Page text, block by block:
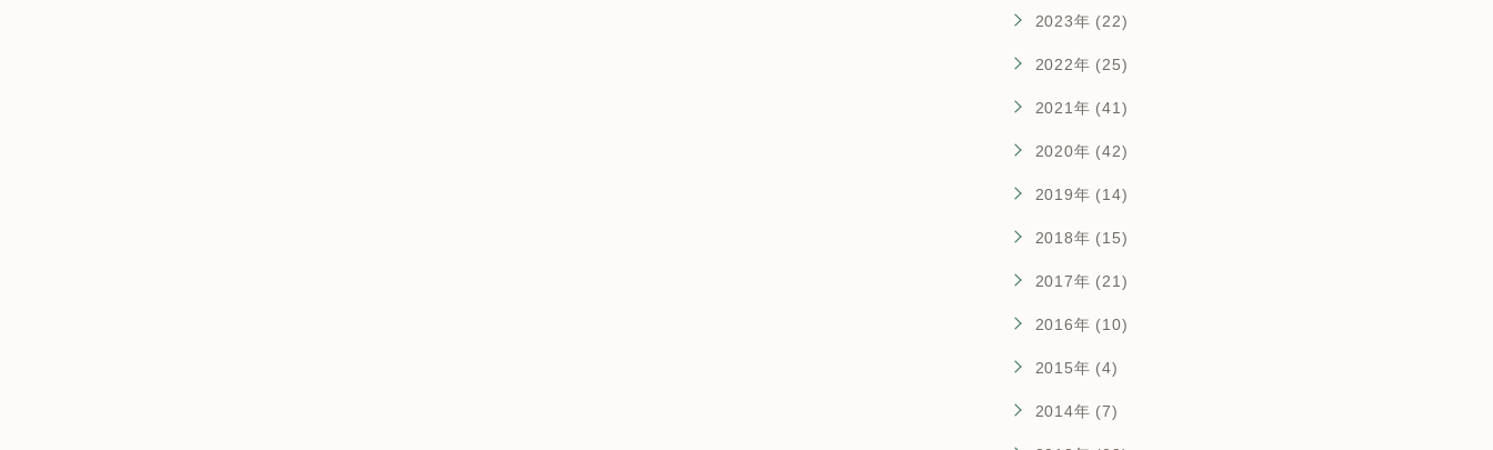
2023年 (22)
2022年 (25)
2021年 (41)
2020年 (42)
2019年 (14)
2018年 (15)
2017年 (21)
2016年 (10)
2015年 (4)
2014年 (7)